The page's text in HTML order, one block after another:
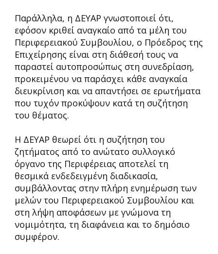
Παράλληλα, η ΔΕΥΑΡ γνωστοποιεί ότι,
εφόσον κριθεί αναγκαίο από τα μέλη του
Περιφερειακού Συμβουλίου, ο Πρόεδρος της
Επιχείρησης είναι στη διάθεσή τους να
παραστεί αυτοπροσώπως στη συνεδρίαση,
προκειμένου να παράσχει κάθε αναγκαία
διευκρίνιση και να απαντήσει σε ερωτήματα
που τυχόν προκύψουν κατά τη συζήτηση
του θέματος.
Η ΔΕΥΑΡ θεωρεί ότι η συζήτηση του
ζητήματος από το ανώτατο συλλογικό
όργανο της Περιφέρειας αποτελεί τη
θεσμικά ενδεδειγμένη διαδικασία,
συμβάλλοντας στην πλήρη ενημέρωση των
μελών του Περιφερειακού Συμβουλίου και
στη λήψη αποφάσεων με γνώμονα τη
νομιμότητα, τη διαφάνεια και το δημόσιο
συμφέρον.